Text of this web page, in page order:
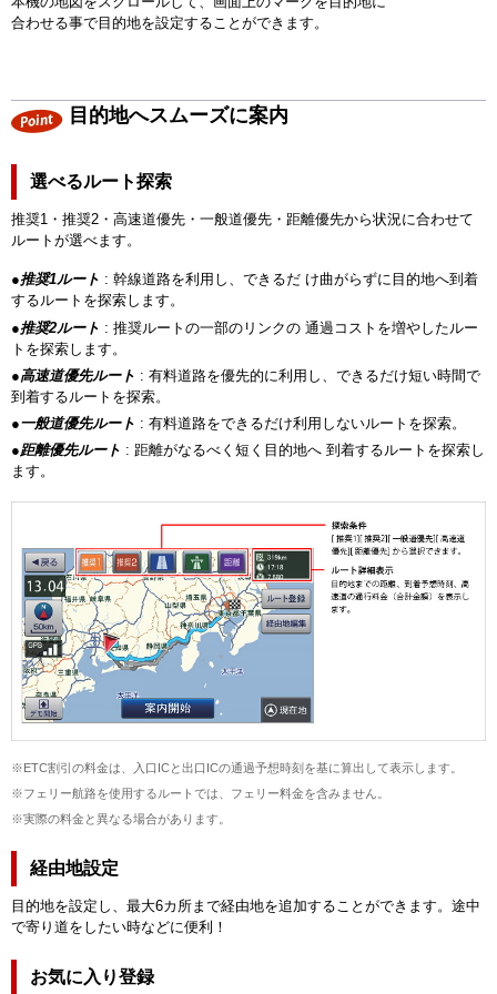
合わせる事で目的地を設定することができます。
目的地へスムーズに案内
選べるルート探索
推奨1・推奨2・高速道優先・一般道優先・距離優先から状況に合わせて
ルートが選べます。
●推奨1ルート : 幹線道路を利用し、できるだ け曲がらずに目的地へ到着
するルートを探索します。
●推奨2ルート : 推奨ルートの一部のリンクの 通過コストを増やしたルー
トを探索します。
●高速道優先ルート : 有料道路を優先的に利用し、できるだけ短い時間で
到着するルートを探索。
●一般道優先ルート : 有料道路をできるだけ利用しないルートを探索。
●距離優先ルート : 距離がなるべく短く目的地へ 到着するルートを探索し
ます。
※ETC割引の料金は、入口ICと出口ICの通過予想時刻を基に算出して表示します。
※フェリー航路を使用するルートでは、フェリー料金を含みません。
※実際の料金と異なる場合があります。
経由地設定
目的地を設定し、最大6カ所まで経由地を追加することができます。途中
で寄り道をしたい時などに便利！
お気に入り登録